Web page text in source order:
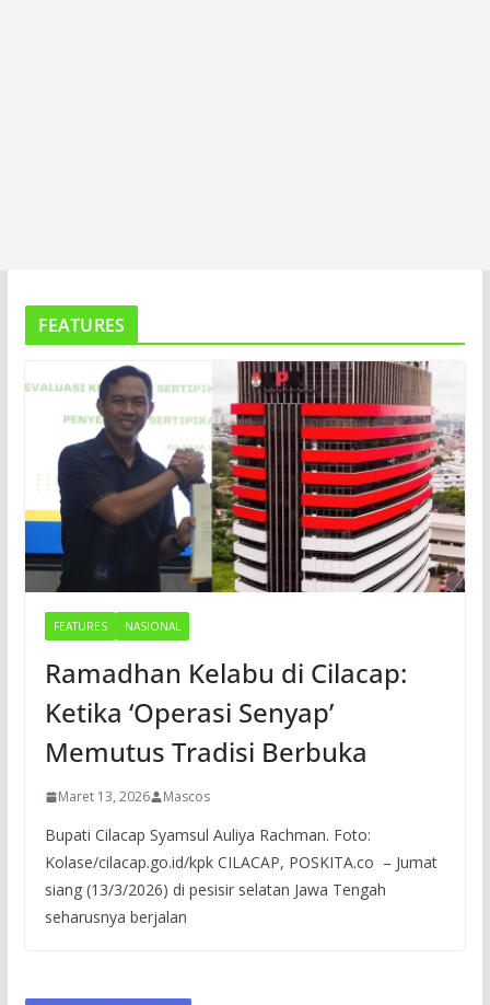
FEATURES
FEATURES NASIONAL
Ramadhan Kelabu di Cilacap:
Ketika ‘Operasi Senyap’
Memutus Tradisi Berbuka
Maret 13, 2026 Mascos
Bupati Cilacap Syamsul Auliya Rachman. Foto:
Kolase/cilacap.go.id/kpk CILACAP, POSKITA.co – Jumat
siang (13/3/2026) di pesisir selatan Jawa Tengah
seharusnya berjalan